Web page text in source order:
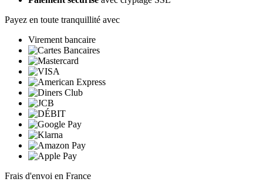
Payez en toute tranquillité avec
Virement bancaire
Frais d'envoi en France